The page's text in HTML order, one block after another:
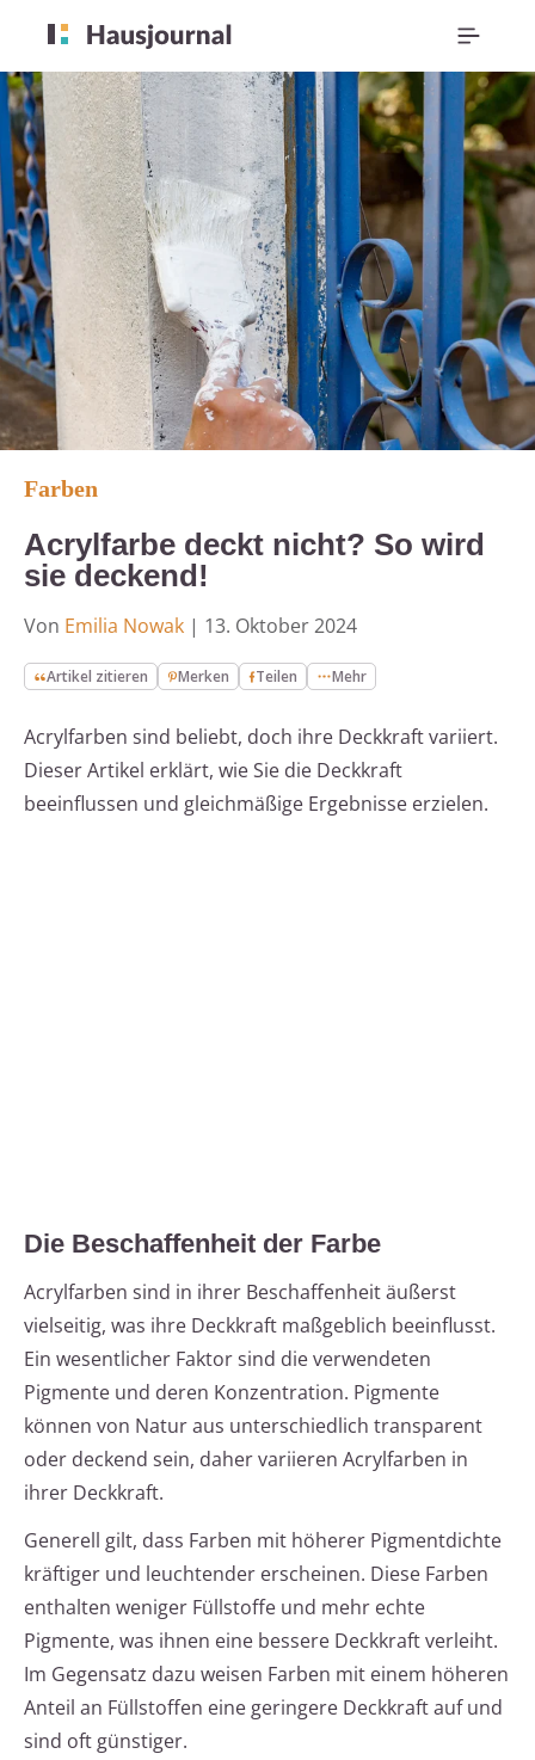
Farben
Acrylfarbe deckt nicht? So wird
sie deckend!
Von Emilia Nowak | 13. Oktober 2024
Artikel zitieren Merken Teilen Mehr
Acrylfarben sind beliebt, doch ihre Deckkraft variiert.
Dieser Artikel erklärt, wie Sie die Deckkraft
beeinflussen und gleichmäßige Ergebnisse erzielen.
Die Beschaffenheit der Farbe
Acrylfarben sind in ihrer Beschaffenheit äußerst
vielseitig, was ihre Deckkraft maßgeblich beeinflusst.
Ein wesentlicher Faktor sind die verwendeten
Pigmente und deren Konzentration. Pigmente
können von Natur aus unterschiedlich transparent
oder deckend sein, daher variieren Acrylfarben in
ihrer Deckkraft.
Generell gilt, dass Farben mit höherer Pigmentdichte
kräftiger und leuchtender erscheinen. Diese Farben
enthalten weniger Füllstoffe und mehr echte
Pigmente, was ihnen eine bessere Deckkraft verleiht.
Im Gegensatz dazu weisen Farben mit einem höheren
Anteil an Füllstoffen eine geringere Deckkraft auf und
sind oft günstiger.